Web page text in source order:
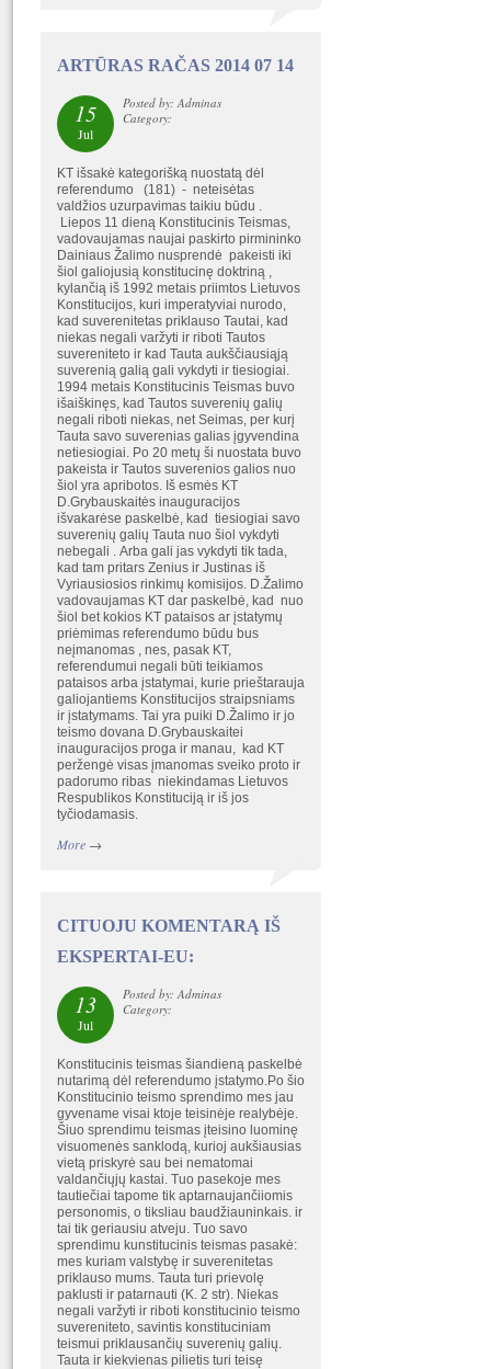
ARTŪRAS RAČAS 2014 07 14
15
Jul
Posted by: Adminas
Category:
KT išsakė kategorišką nuostatą dėl
referendumo (181) - neteisėtas
valdžios uzurpavimas taikiu būdu .
Liepos 11 dieną Konstitucinis Teismas,
vadovaujamas naujai paskirto pirmininko
Dainiaus Žalimo nusprendė pakeisti iki
šiol galiojusią konstitucinę doktriną ,
kylančią iš 1992 metais priimtos Lietuvos
Konstitucijos, kuri imperatyviai nurodo,
kad suverenitetas priklauso Tautai, kad
niekas negali varžyti ir riboti Tautos
suvereniteto ir kad Tauta aukščiausiąją
suverenią galią gali vykdyti ir tiesiogiai.
1994 metais Konstitucinis Teismas buvo
išaiškinęs, kad Tautos suverenių galių
negali riboti niekas, net Seimas, per kurį
Tauta savo suverenias galias įgyvendina
netiesiogiai. Po 20 metų ši nuostata buvo
pakeista ir Tautos suverenios galios nuo
šiol yra apribotos. Iš esmės KT
D.Grybauskaitės inauguracijos
išvakarėse paskelbė, kad tiesiogiai savo
suverenių galių Tauta nuo šiol vykdyti
nebegali . Arba gali jas vykdyti tik tada,
kad tam pritars Zenius ir Justinas iš
Vyriausiosios rinkimų komisijos. D.Žalimo
vadovaujamas KT dar paskelbė, kad nuo
šiol bet kokios KT pataisos ar įstatymų
priėmimas referendumo būdu bus
neįmanomas , nes, pasak KT,
referendumui negali būti teikiamos
pataisos arba įstatymai, kurie prieštarauja
galiojantiems Konstitucijos straipsniams
ir įstatymams. Tai yra puiki D.Žalimo ir jo
teismo dovana D.Grybauskaitei
inauguracijos proga ir manau, kad KT
peržengė visas įmanomas sveiko proto ir
padorumo ribas niekindamas Lietuvos
Respublikos Konstituciją ir iš jos
tyčiodamasis.
More→
CITUOJU KOMENTARĄ IŠ
EKSPERTAI-EU:
13
Jul
Posted by: Adminas
Category:
Konstitucinis teismas šiandieną paskelbė
nutarimą dėl referendumo įstatymo.Po šio
Konstitucinio teismo sprendimo mes jau
gyvename visai ktoje teisinėje realybėje.
Šiuo sprendimu teismas įteisino luominę
visuomenės sanklodą, kurioj aukšiausias
vietą priskyrė sau bei nematomai
valdančiųjų kastai. Tuo pasekoje mes
tautiečiai tapome tik aptarnaujančiiomis
personomis, o tiksliau baudžiauninkais. ir
tai tik geriausiu atveju. Tuo savo
sprendimu kunstitucinis teismas pasakė:
mes kuriam valstybę ir suverenitetas
priklauso mums. Tauta turi prievolę
paklusti ir patarnauti (K. 2 str). Niekas
negali varžyti ir riboti konstitucinio teismo
suvereniteto, savintis konstituciniam
teismui priklausančių suverenių galių.
Tauta ir kiekvienas pilietis turi teisę